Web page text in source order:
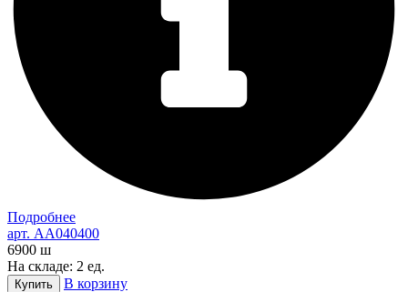
Подробнее
арт. AA040400
6900 ш
На складе: 2 ед.
Купить В корзину